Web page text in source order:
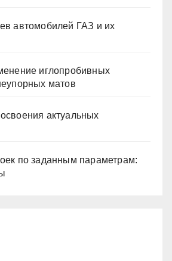
автомобилей ГАЗ и их
иглопробивных
матов
актуальных
по заданным параметрам: